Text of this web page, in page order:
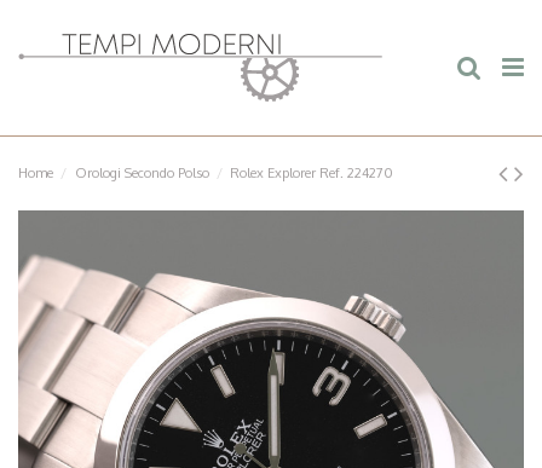
Home Orologi Secondo Polso Rolex Explorer Ref. 224270